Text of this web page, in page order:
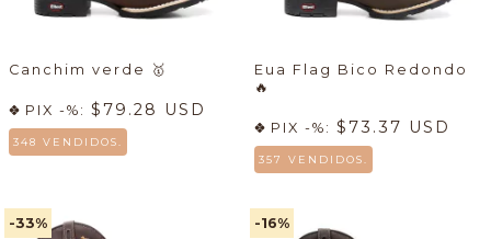
Canchim verde 🥇
PIX -%: $79.28 USD
348 VENDIDOS.
Eua Flag Bico Redondo
🔥
PIX -%: $73.37 USD
357 VENDIDOS.
-33% -16%